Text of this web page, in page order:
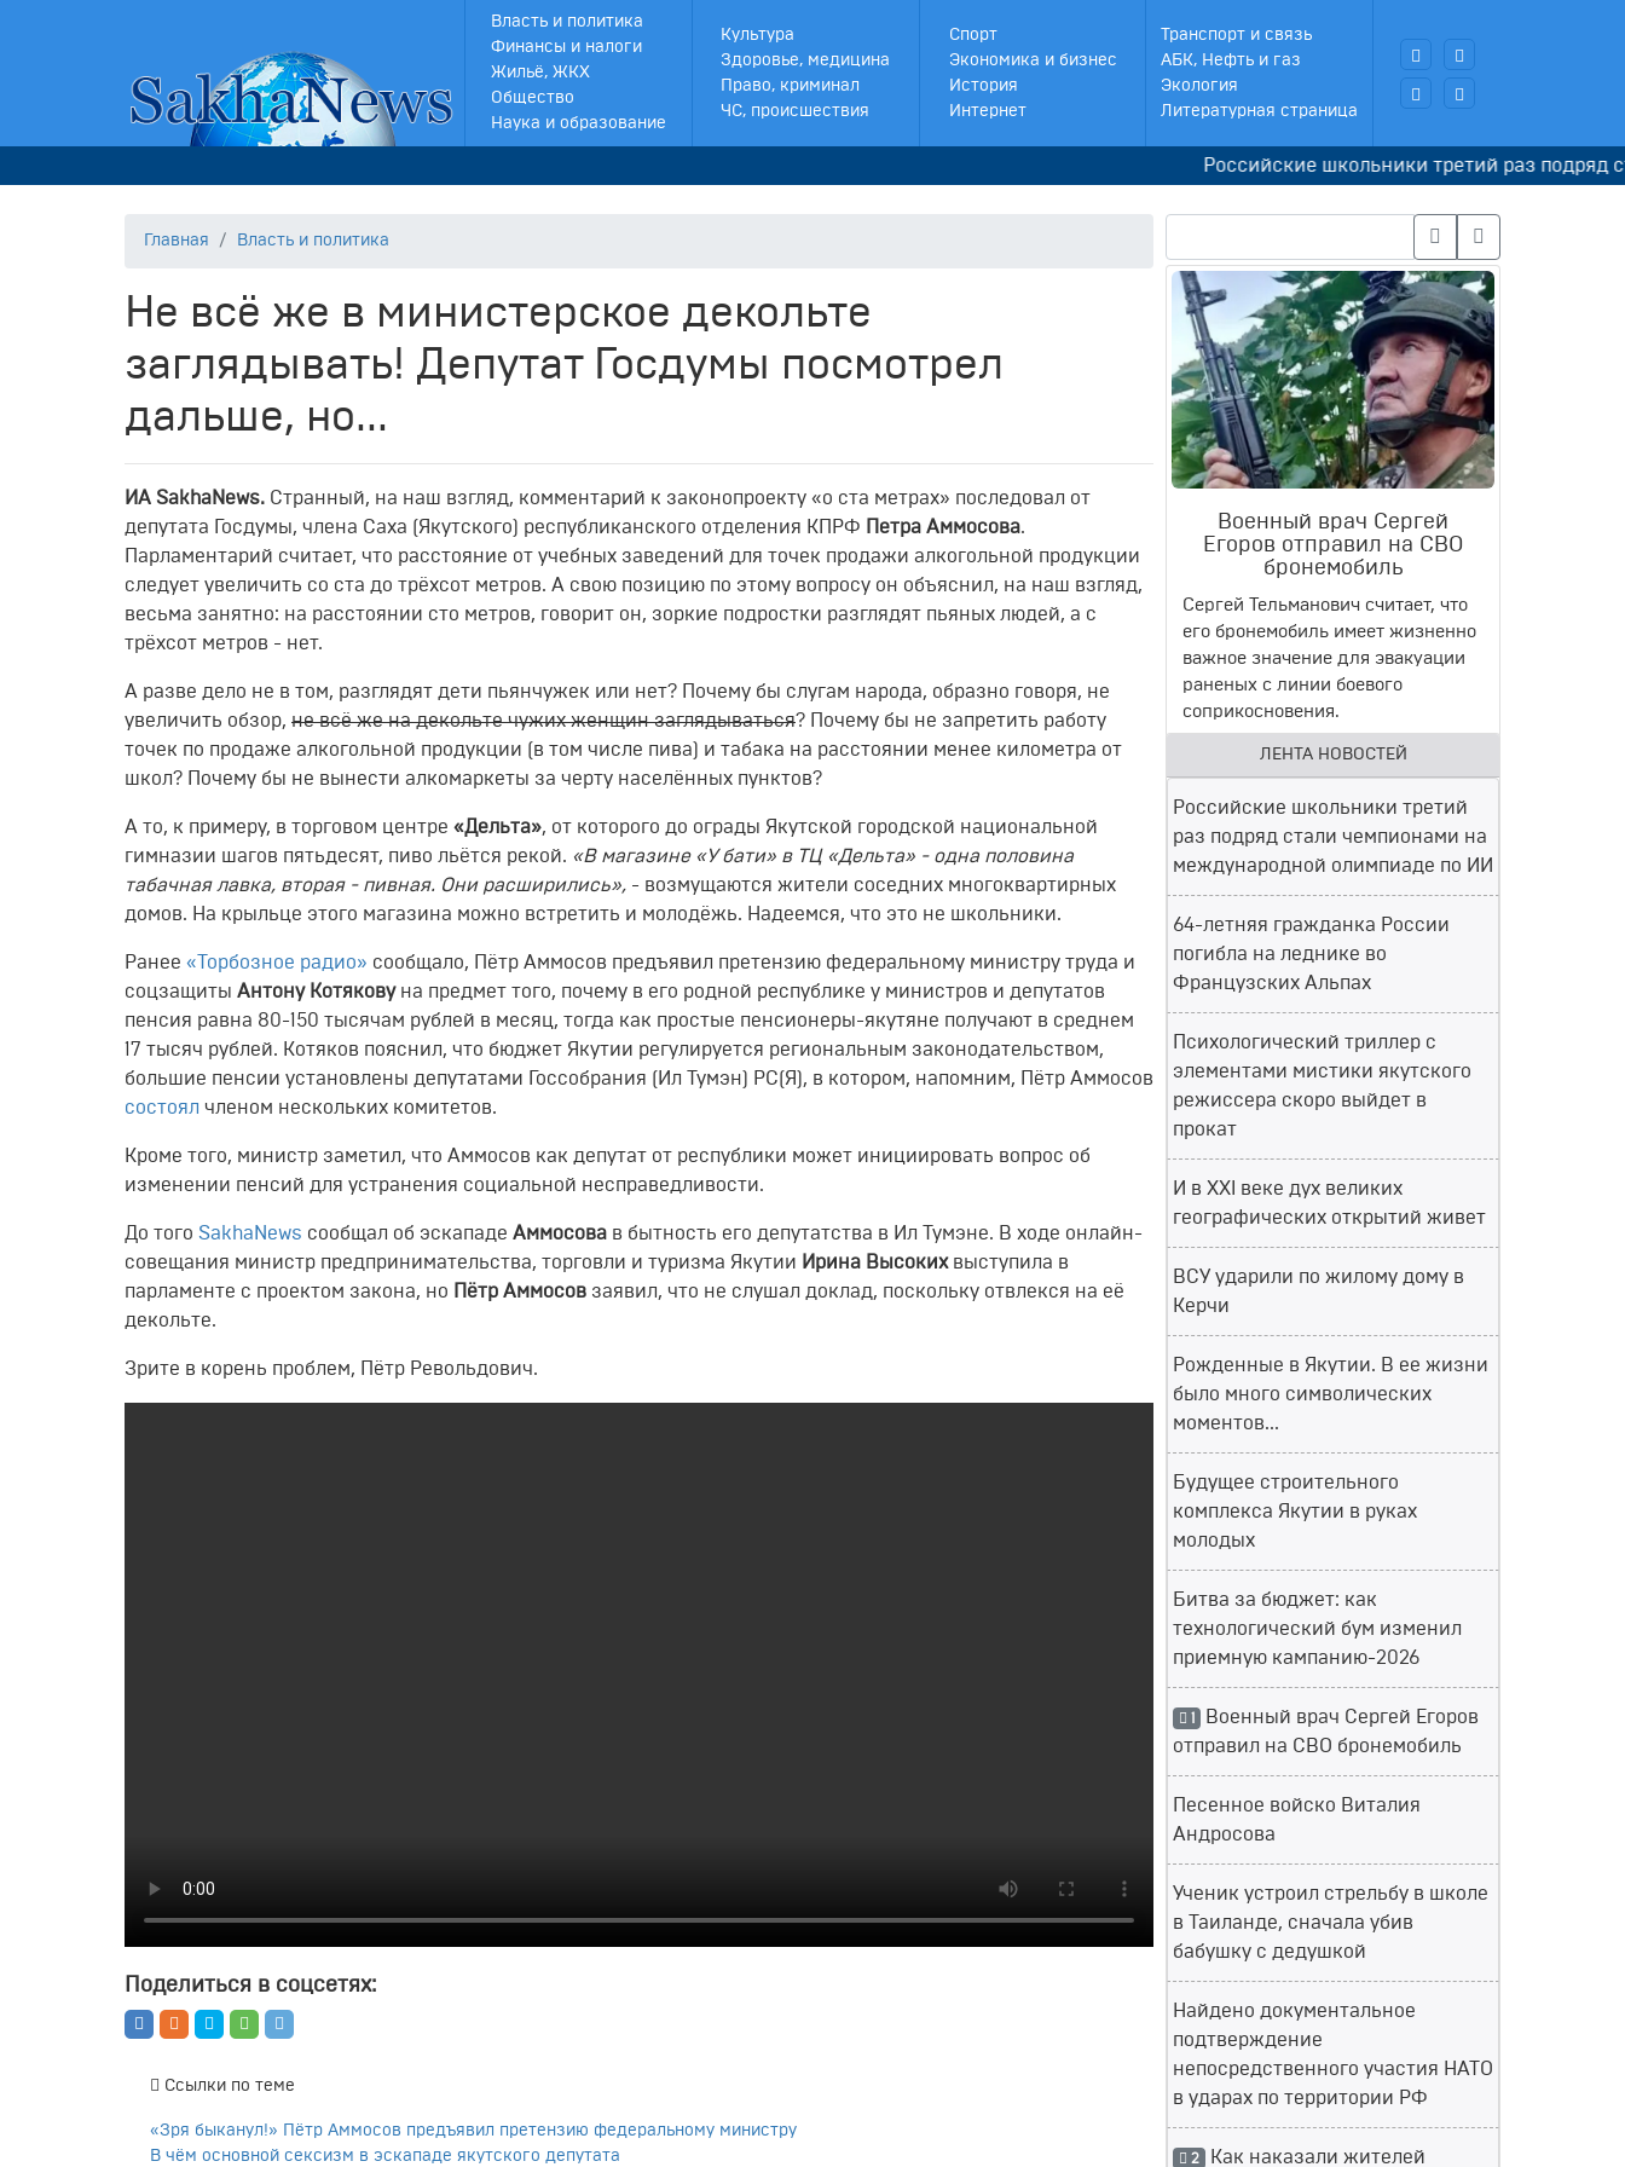
Власть и политика
Финансы и налоги
Жильё, ЖКХ
Общество
Наука и образование
Культура
Здоровье, медицина
Право, криминал
ЧС, происшествия
Спорт
Экономика и бизнес
История
Интернет
Транспорт и связь
АБК, Нефть и газ
Экология
Литературная страница
Российские школьники третий раз подряд
Главная Власть и политика
Не всё же в министерское декольте
заглядывать! Депутат Госдумы посмотрел
дальше, но...
ИА SakhaNews. Странный, на наш взгляд, комментарий к законопроекту «о ста метрах» последовал от
депутата Госдумы, члена Саха (Якутского) республиканского отделения КПРФ
Петра Аммосова.
Парламентарий считает, что расстояние от учебных заведений для точек продажи алкогольной продукции
следует увеличить со ста до трёхсот метров. А свою позицию по этому вопросу он объяснил, на наш взгляд,
весьма занятно: на расстоянии сто метров, говорит он, зоркие подростки разглядят пьяных людей, а с
трёхсот метров - нет.
А разве дело не в том, разглядят дети пьянчужек или нет? Почему бы слугам народа, образно говоря, не
увеличить обзор, не всё же на декольте чужих женщин заглядываться? Почему бы не запретить работу
точек по продаже алкогольной продукции (в том числе пива) и табака на расстоянии менее километра от
школ? Почему бы не вынести алкомаркеты за черту населённых пунктов?
А то, к примеру, в торговом центре «Дельта», от которого до ограды Якутской городской национальной
гимназии шагов пятьдесят, пиво льётся рекой. «В магазине «У бати» в ТЦ «Дельта» - одна половина
табачная лавка, вторая - пивная. Они расширились», - возмущаются жители соседних многоквартирных
домов. На крыльце этого магазина можно встретить и молодёжь. Надеемся, что это не школьники.
Ранее «Торбозное радио» сообщало, Пётр Аммосов предъявил претензию федеральному министру труда и
соцзащиты Антону Котякову на предмет того, почему в его родной республике у министров и депутатов
пенсия равна 80-150 тысячам рублей в месяц, тогда как простые пенсионеры-якутяне получают в среднем
17 тысяч рублей. Котяков пояснил, что бюджет Якутии регулируется региональным законодательством,
большие пенсии установлены депутатами Госсобрания (Ил Тумэн) РС(Я), в котором, напомним, Пётр Аммосов
состоял членом нескольких комитетов.
Кроме того, министр заметил, что Аммосов как депутат от республики может инициировать вопрос об
изменении пенсий для устранения социальной несправедливости.
До того SakhaNews сообщал об эскападе Аммосова в бытность его депутатства в Ил Тумэне. В ходе онлайн-
совещания министр предпринимательства, торговли и туризма Якутии Ирина Высокихвыступила в
парламенте с проектом закона, но
Пётр Аммосов заявил, что не слушал доклад, поскольку отвлекся на её
декольте.
Зрите в корень проблем, Пётр Револьдович.
Поделиться в соцсетях:
Ссылки по теме
«Зря быканул!» Пётр Аммосов предъявил претензию федеральному министру
В чём основной сексизм в эскападе якутского депутата
Военный врач Сергей
Егоров отправил на СВО
бронемобиль
Сергей Тельманович считает, что
его бронемобиль имеет жизненно
важное значение для эвакуации
раненых с линии боевого
соприкосновения.
ЛЕНТА НОВОСТЕЙ
Российские школьники третий
раз подряд стали чемпионами на
международной олимпиаде по ИИ
64-летняя гражданка России
погибла на леднике во
Французских Альпах
Психологический триллер с
элементами мистики якутского
режиссера скоро выйдет в
прокат
И в XXI веке дух великих
географических открытий живет
ВСУ ударили по жилому дому в
Керчи
Рожденные в Якутии. В ее жизни
было много символических
моментов...
Будущее строительного
комплекса Якутии в руках
молодых
Битва за бюджет: как
технологический бум изменил
приемную кампанию-2026
1 Военный врач Сергей Егоров
отправил на СВО бронемобиль
Песенное войско Виталия
Андросова
Ученик устроил стрельбу в школе
в Таиланде, сначала убив
бабушку с дедушкой
Найдено документальное
подтверждение
непосредственного участия НАТО
в ударах по территории РФ
2 Как наказали жителей